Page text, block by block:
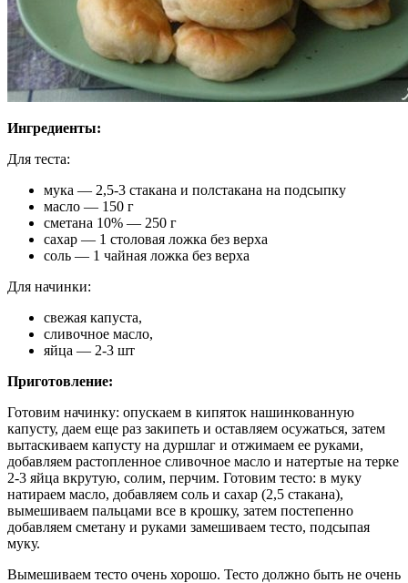
Ингредиенты:
Для теста:
мука — 2,5-3 стакана и полстакана на подсыпку
масло — 150 г
сметана 10% — 250 г
сахар — 1 столовая ложка без верха
соль — 1 чайная ложка без верха
Для начинки:
свежая капуста,
сливочное масло,
яйца — 2-3 шт
Приготовление:
Готовим начинку: опускаем в кипяток нашинкованную
капусту, даем еще раз закипеть и оставляем осужаться, затем
вытаскиваем капусту на дуршлаг и отжимаем ее руками,
добавляем растопленное сливочное масло и натертые на терке
2-3 яйца вкрутую, солим, перчим. Готовим тесто: в муку
натираем масло, добавляем соль и сахар (2,5 стакана),
вымешиваем пальцами все в крошку, затем постепенно
добавляем сметану и руками замешиваем тесто, подсыпая
муку.
Вымешиваем тесто очень хорошо. Тесто должно быть не очень